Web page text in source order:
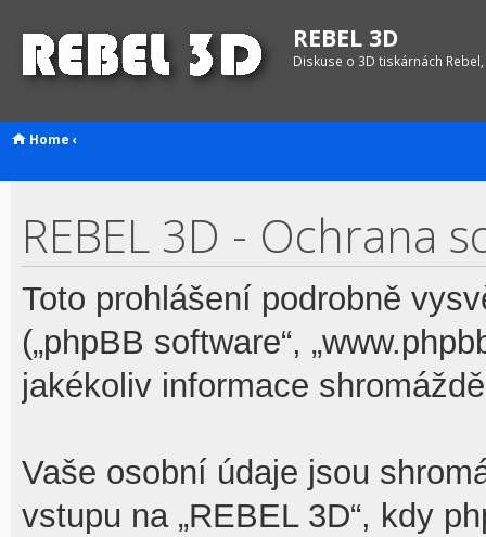
REBEL 3D
Diskuse o 3D tiskárnách
Home ‹
REBEL 3D - Ochrana
Toto prohlášení podrobně
(„phpBB software“,
jakékoliv informace
Vaše osobní údaje jsou
vstupu na „REBEL 3D“, kdy